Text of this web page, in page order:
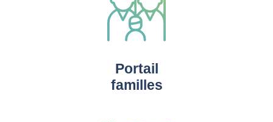
Portail
familles